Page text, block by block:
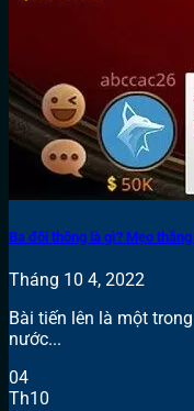
Ba đôi thông là gì? Mẹo
Tháng 10 4, 2022
Bài tiến lên là một
nước...
04
Th10